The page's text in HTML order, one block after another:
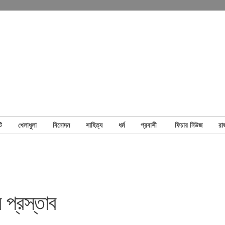
খেলাধুলা বিনোদন সাহিত্য ধর্ম প্রবাসী ফিচার নিউজ
প্রস্তাব